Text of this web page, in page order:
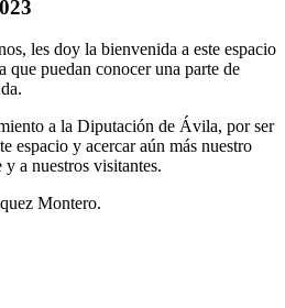
les doy la bienvenida a este espacio
que puedan conocer una parte de
a la Diputación de Ávila, por ser
espacio y acercar aún más nuestro
a nuestros visitantes.
Montero.